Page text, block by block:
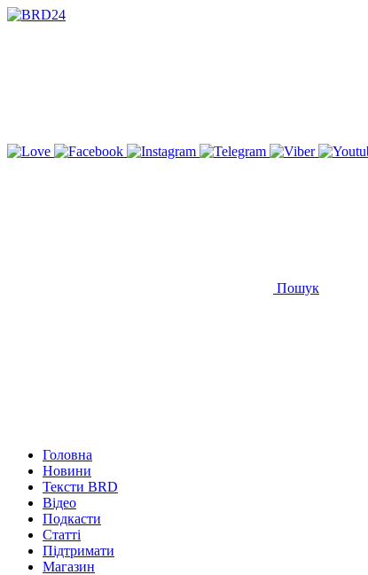
Пошук
Головна
Новини
Тексти BRD
Відео
Подкасти
Статті
Підтримати
Магазин